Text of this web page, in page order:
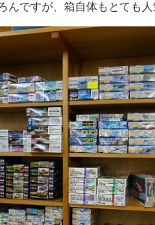
んですが、箱自体もとても人